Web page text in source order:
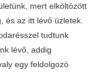
mert elköltözött
és az itt lévő üzletek.
tudtunk
lévő, addig
egy feldolgozó